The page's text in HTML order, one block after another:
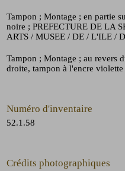
Tampon ; Montage ; en partie
noire ; PREFECTURE DE LA
ARTS / MUSEE / DE / L'ILE /
Tampon ; Montage ; au revers
droite, tampon à l'encre violette
Numéro d'inventaire
52.1.58
Crédits photographiques